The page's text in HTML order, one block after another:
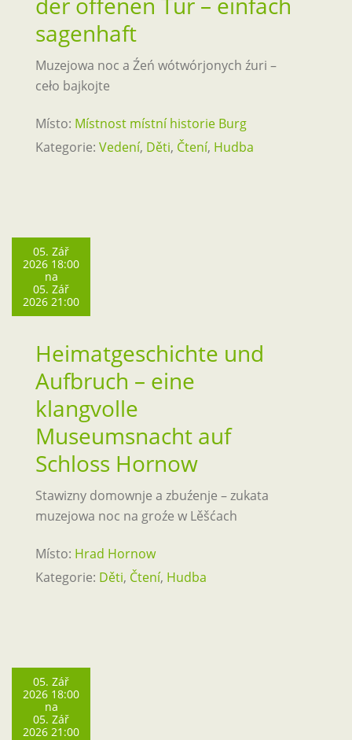
sagenhaft
Muzejowa noc a Źeń wótwórjonych źuri –
ceło bajkojte
Místo: Místnost místní historie Burg
Kategorie: Vedení, Děti, Čtení, Hudba
05. Zář
2026 18:00
na
05. Zář
2026 21:00
Heimatgeschichte und
Aufbruch – eine
klangvolle
Museumsnacht auf
Schloss Hornow
Stawizny domownje a zbuźenje – zukata
muzejowa noc na groźe w Lěšćach
Místo: Hrad Hornow
Kategorie: Děti, Čtení, Hudba
05. Zář
2026 18:00
na
05. Zář
2026 21:00